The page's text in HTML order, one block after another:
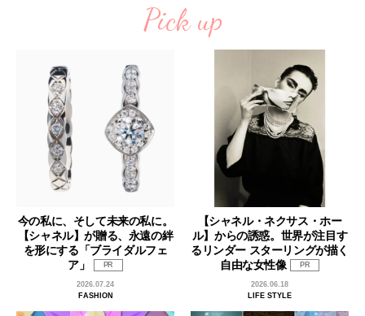
Pick up
今の私に、そして未来の私に。
【シャネル】が贈る、永遠の絆
を形にする「ブライダルフェ
ア」
PR
2026.07.24
FASHION
【シャネル・ネクサス・ホー
ル】からの誘惑。世界が注目す
るリンダー スターリングが描く
自由な女性像
PR
2026.06.18
LIFE STYLE